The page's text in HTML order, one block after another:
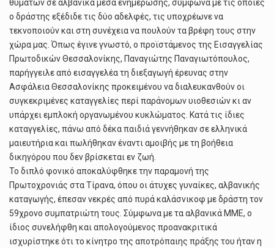
θυμάτων σε αλβανικά μέσα ενημέρωσης, σύμφωνα με τις οποίες
ο δράστης εξέδιδε τις δύο αδελφές, τις υποχρέωνε να
τεκνοποιούν και στη συνέχεια να πουλούν τα βρέφη τους στην
χώρα μας. Όπως έγινε γνωστό, ο προϊστάμενος της Εισαγγελίας
Πρωτοδικών Θεσσαλονίκης, Παναγιώτης Παναγιωτόπουλος,
παρήγγειλε από εισαγγελέα τη διεξαγωγή έρευνας στην
Ασφάλεια Θεσσαλονίκης προκειμένου να διαλευκανθούν οι
συγκεκριμένες καταγγελίες περί παράνομων υιοθεσιών κι αν
υπάρχει εμπλοκή οργανωμένου κυκλώματος. Κατά τις ίδιες
καταγγελίες, πάνω από δέκα παιδιά γεννήθηκαν σε ελληνικά
μαιευτήρια και πωλήθηκαν έναντι αμοιβής με τη βοήθεια
δικηγόρου που δεν βρίσκεται εν ζωή.
Το διπλό φονικό αποκαλύφθηκε την παραμονή της
Πρωτοχρονιάς στα Τίρανα, όπου οι άτυχες γυναίκες, αλβανικής
καταγωγής, έπεσαν νεκρές από πυρά καλάσνικοφ με δράστη τον
59χρονο συμπατριώτη τους. Σύμφωνα με τα αλβανικά ΜΜΕ, ο
ίδιος συνελήφθη και απολογούμενος προανακριτικά
ισχυρίστηκε ότι το κίνητρο της αποτρόπαιης πράξης του ήταν η